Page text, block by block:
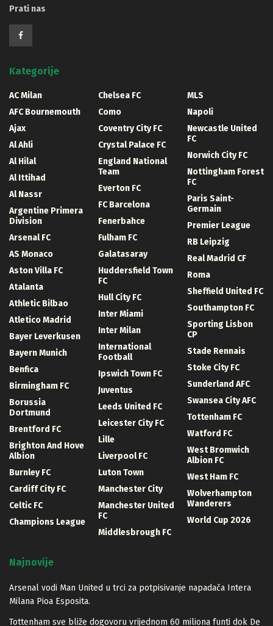
Prati nas
Kategorije
AC Milan
AFC Bournemouth
Ajax
Al Ahli
Al Hilal
Al Ittihad
Al Nassr
Argentine Primera
Division
Arsenal FC
AS Monaco
Aston Villa FC
Atalanta
Athletic Bilbao
Atletico Madrid
Bayer Leverkusen
Bayern Munich
Benfica
Birmingham FC
Borussia
Dortmund
Brentford FC
Brighton And Hove
Albion
Burnley FC
Cardiff City FC
Celtic FC
Champions League
Chelsea FC
Como
Coventry City FC
Crystal Palace FC
England National
Team
Everton FC
FC Barcelona
Fenerbahce
Fulham FC
Galatasaray
Huddersfield Town
FC
Hull City FC
Inter Miami
Inter Milan
International
Football
Ipswich Town FC
Juventus
Leeds United FC
Leicester City FC
Lille
Liverpool FC
Luton Town
Manchester City
Manchester United
FC
Middlesbrough FC
MLS
Napoli
Newcastle United
FC
Norwich City FC
Nottingham Forest
FC
Paris Saint-
Germain
Premier League
RB Leipzig
Real Madrid CF
Roma
Sheffield United FC
Southampton FC
Sporting Lisbon
CP
Stade Rennais
Stoke City FC
Sunderland AFC
Swansea City AFC
Tottenham FC
Watford FC
West Bromwich
Albion FC
West Ham FC
Wolverhampton
Wanderers
World Cup 2026
Najnovije
Arsenal vodi Man United u trci za potpisivanje napadača Intera
Milana Pioa Esposita.
Tottenham sve bliže dogovoru vrijednom 60 miliona funti dok De